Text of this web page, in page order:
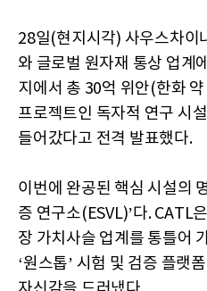
28일(현지시각) 사우스차이
와 글로벌 원자재 통상 업계
지에서 총 30억 위안(한화
프로젝트인 독자적 연구 시
들어갔다고 전격 발표했다.
이번에 완공된 핵심 시설의
증 연구소(ESVL)’다. CATL
장 가치사슬 업계를 통틀어
‘원스톱’ 시험 및 검증 플랫